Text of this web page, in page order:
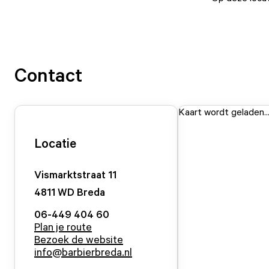
Contact
Locatie
Vismarktstraat 11
4811 WD Breda
06-449 404 60
Plan je route
Bezoek de website
info@barbierbreda.nl
Kaart wordt geladen...